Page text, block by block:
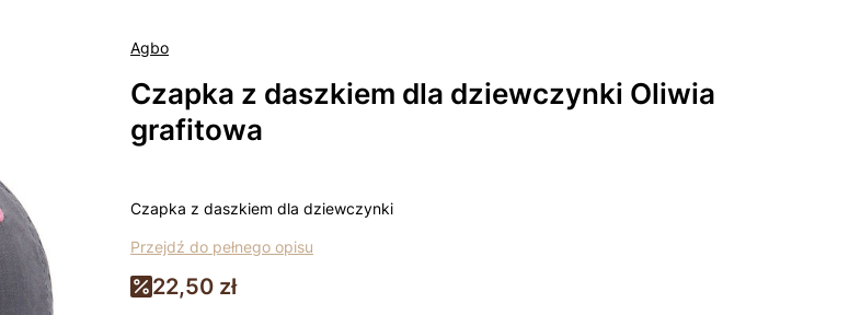
Agbo
Czapka z daszkiem dla dziewczynki Oliwia
grafitowa
Czapka z daszkiem dla dziewczynki
Przejdź do pełnego opisu
22,50 zł